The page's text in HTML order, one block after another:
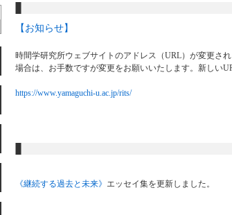
【お知らせ】
時間学研究所ウェブサイトのアドレス（URL）が変更さ
場合は、お手数ですが変更をお願いいたします。新しい
https://www.yamaguchi-u.ac.jp/rits/
《継続する過去と未来》 エッセイ集を更新しました。